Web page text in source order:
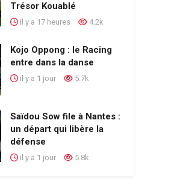
Trésor Kouablé
il y a 17 heures 4.2k
Kojo Oppong : le Racing
entre dans la danse
il y a 1 jour 5.7k
Saïdou Sow file à Nantes :
un départ qui libère la
défense
il y a 1 jour 5.8k